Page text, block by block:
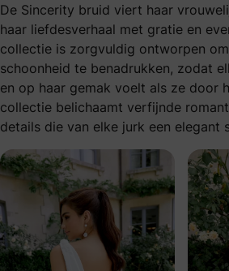
De Sincerity bruid viert haar
haar liefdesverhaal met gratie en
collectie is zorgvuldig ontworpen
schoonheid te benadrukken, zodat
en op haar gemak voelt als ze door
collectie belichaamt verfijnde
details die van elke jurk een elegant